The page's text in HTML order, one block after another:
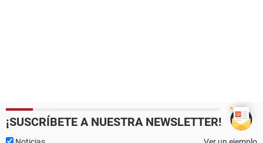
¡SUSCRÍBETE A NUESTRA NEWSLETTER!